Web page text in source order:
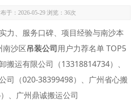
于：2026-05-29 浏览： 36次
力、服务口碑、项目经验与南沙本
南沙区吊装公司用户力荐名单 TOP5
搬运有限公司（13318814734） 、
司（020-38399498） 、 广州省心搬
、 广州鼎诚搬运公司